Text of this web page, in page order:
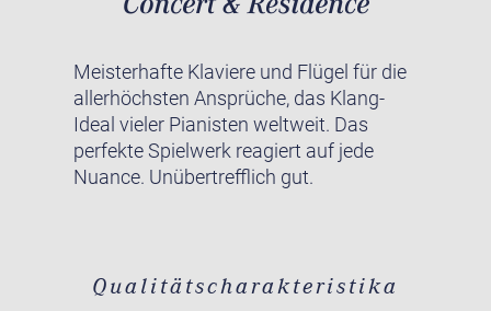
Meisterhafte Klaviere und Flügel für die
allerhöchsten Ansprüche, das Klang-
Ideal vieler Pianisten weltweit. Das
perfekte Spielwerk reagiert auf jede
Nuance. Unübertrefflich gut.
Qualitätscharakteristika